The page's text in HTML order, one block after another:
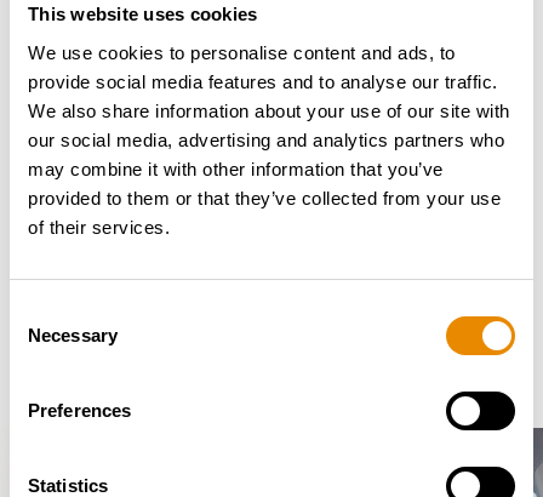
This website uses cookies
We use cookies to personalise content and ads, to
provide social media features and to analyse our traffic.
We also share information about your use of our site with
our social media, advertising and analytics partners who
may combine it with other information that you’ve
provided to them or that they’ve collected from your use
of their services.
Selection
Necessary
Preferences
Statistics
für ihre fortgeschrittene Technologie, ihr geringes
Eigengewicht, hohe Leistungsdaten sowie kompakten
Abmessungen bekannt. Durch die hohe
Standsicherheit ist die SA 18 HB wunderbar für
Arbeiten im Innen- und Außenbereit geeignet.
WIR WÜNSCHEN DER OSWALDS
VERHUUR VIEL ERFOLG IN DER
VERMIETUNG MIT IHRER
RUTHMANN.